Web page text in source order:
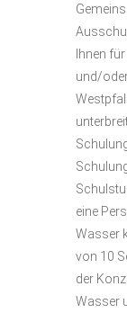
Ihnen
und/
eine
Wasser
von 10
der
Wasser